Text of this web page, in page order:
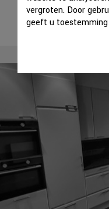
vergroten. Door
geeft u toestemming